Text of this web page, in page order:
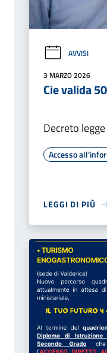
AVVISI
3 MARZO 2026
Cie valida
Decreto legge
Accesso
LEGGI DI PIÙ